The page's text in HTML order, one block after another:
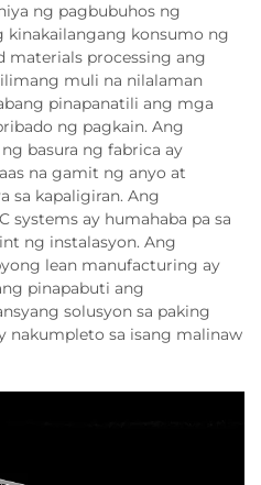
ng pagbubuhos ng
kinakailangang konsumo ng
materials processing ang
muli na nilalaman
pinapanatili ang mga
ng pagkain. Ang
basura ng fabrica ay
na gamit ng anyo at
sa kapaligiran. Ang
systems ay humahaba pa sa
ng instalasyon. Ang
lean manufacturing ay
pinapabuti ang
solusyon sa paking
nakumpleto sa isang malinaw